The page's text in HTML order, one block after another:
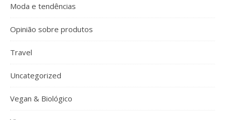
Moda e tendências
Opinião sobre produtos
Travel
Uncategorized
Vegan & Biológico